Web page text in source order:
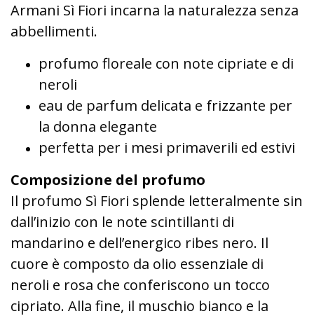
Armani Sì Fiori incarna la naturalezza senza
abbellimenti.
profumo floreale con note cipriate e di
neroli
eau de parfum delicata e frizzante per
la donna elegante
perfetta per i mesi primaverili ed estivi
Composizione del profumo
Il profumo Sì Fiori splende letteralmente sin
dall’inizio con le note scintillanti di
mandarino e dell’energico ribes nero. Il
cuore è composto da olio essenziale di
neroli e rosa che conferiscono un tocco
cipriato. Alla fine, il muschio bianco e la